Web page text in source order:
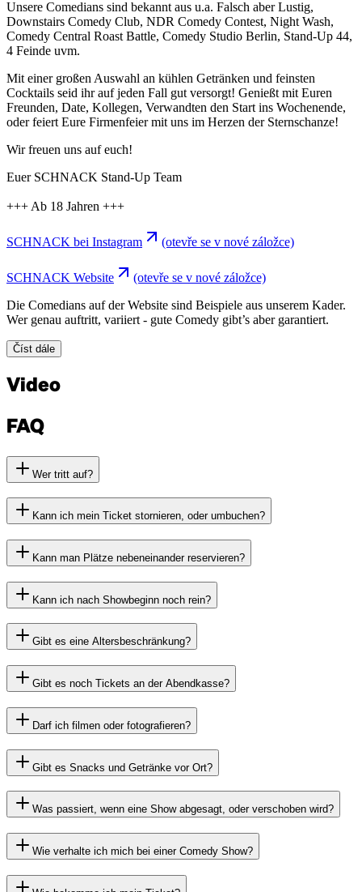
Unsere Comedians sind bekannt aus u.a. Falsch aber Lustig,
Downstairs Comedy Club, NDR Comedy Contest, Night Wash,
Comedy Central Roast Battle, Comedy Studio Berlin, Stand-Up 44,
4 Feinde uvm.
Mit einer großen Auswahl an kühlen Getränken und feinsten
Cocktails seid ihr auf jeden Fall gut versorgt! Genießt mit Euren
Freunden, Date, Kollegen, Verwandten den Start ins Wochenende,
oder feiert Eure Firmenfeier mit uns im Herzen der Sternschanze!
Wir freuen uns auf euch!
Euer SCHNACK Stand-Up Team
+++ Ab 18 Jahren +++
SCHNACK bei Instagram (otevře se v nové záložce)
SCHNACK Website
(otevře se v nové záložce)
Die Comedians auf der Website sind Beispiele aus unserem Kader.
Wer genau auftritt, variiert - gute Comedy gibt’s aber garantiert.
Číst dále
Video
FAQ
Wer tritt auf?
Kann ich mein Ticket stornieren, oder umbuchen?
Kann man Plätze nebeneinander reservieren?
Kann ich nach Showbeginn noch rein?
Gibt es eine Altersbeschränkung?
Gibt es noch Tickets an der Abendkasse?
Darf ich filmen oder fotografieren?
Gibt es Snacks und Getränke vor Ort?
Was passiert, wenn eine Show abgesagt, oder verschoben wird?
Wie verhalte ich mich bei einer Comedy Show?